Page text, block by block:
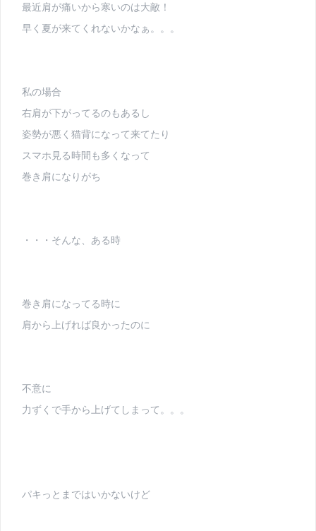
最近肩が痛いから寒いのは大敵！
早く夏が来てくれないかなぁ。。。
私の場合
右肩が下がってるのもあるし
姿勢が悪く猫背になって来てたり
スマホ見る時間も多くなって
巻き肩になりがち
・・・そんな、ある時
巻き肩になってる時に
肩から上げれば良かったのに
不意に
力ずくで手から上げてしまって。。。
パキっとまではいかないけど